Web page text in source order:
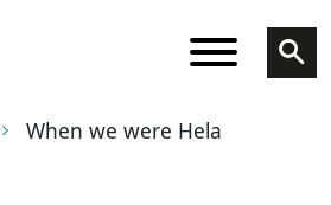
When we were Hela